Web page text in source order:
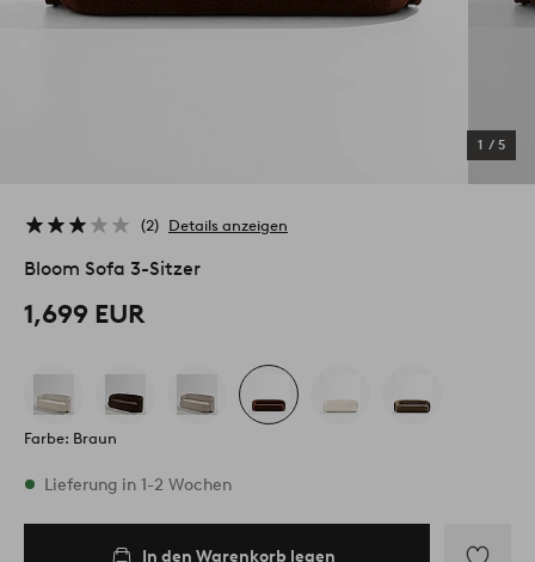
1 / 5
2 Details anzeigen
Bloom Sofa 3-Sitzer
1,699 EUR
Farbe: Braun
Vorrätig
Lieferung in 1-2 Wochen
In den Warenkorb legen